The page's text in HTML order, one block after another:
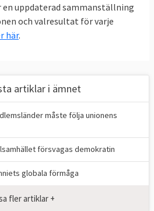
uppdaterad sammanställning
och valresultat för varje
här.
artiklar i ämnet
måste följa unionens
försvagas demokratin
globala förmåga
fler artiklar +